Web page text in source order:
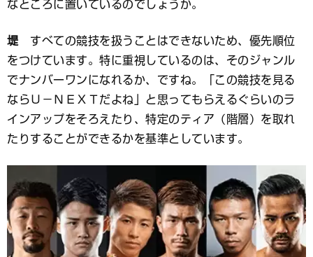
なところに置いているのでしょうか。
堤 すべての競技を扱うことはできないため、優先順位
をつけています。特に重視しているのは、そのジャンル
でナンバーワンになれるか、ですね。「この競技を見る
ならＵ－ＮＥＸＴだよね」と思ってもらえるぐらいのラ
インアップをそろえたり、特定のティア（階層）を取れ
たりすることができるかを基準としています。